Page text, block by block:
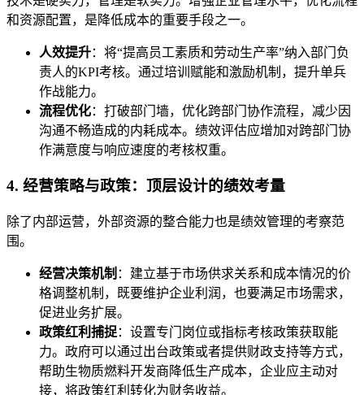
和资源配置，是降低成本的重要手段之一。
人效提升：将“提高员工素质和劳动生产率”纳入部门负
责人的KPI考核。通过培训赋能和激励机制，提升单兵
作战能力。
流程优化：打破部门墙，优化跨部门协作流程，减少因
沟通不畅造成的内耗成本。绩效评估应增加对跨部门协
作满意度与响应速度的考核权重。
4. 经营策略与政策：顶层设计的绩效考量
除了内部运营，外部资源的整合能力也是绩效管理的考察范
围。
经营决策机制 ：建立基于市场供求关系和成本情况的价
格调整机制，既要维护企业利润，也要满足市场需求，
促进业务扩展。
政策红利捕捉：设置专门岗位或指标考核政策获取能
力。政府可以通过出台政策或者提供财政支持等方式，
帮助生物质燃料开发商降低生产成本，企业应主动对
接，将政策红利转化为财务收益。